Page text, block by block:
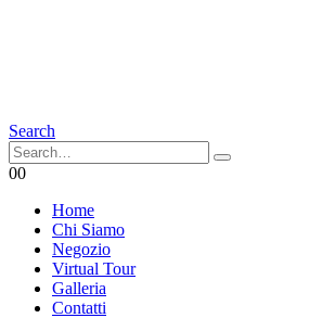
Search
00
Home
Chi Siamo
Negozio
Virtual Tour
Galleria
Contatti